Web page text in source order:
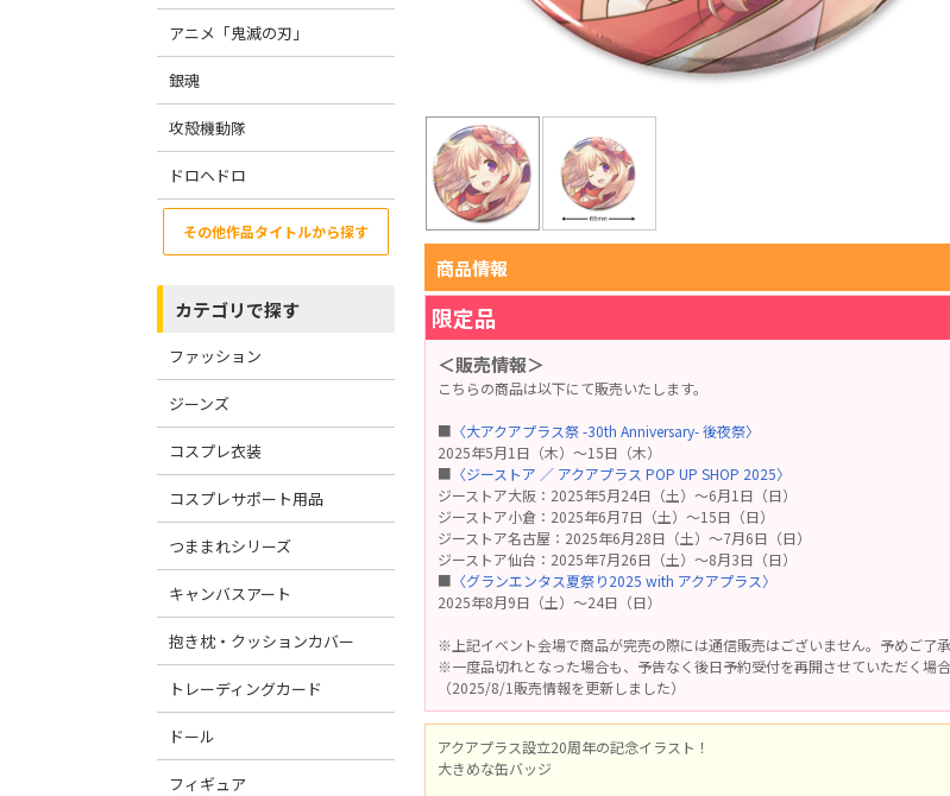
アニメ「鬼滅の刃」
銀魂
攻殻機動隊
ドロヘドロ
その他作品タイトルから探す
カテゴリで探す
ファッション
ジーンズ
コスプレ衣装
コスプレサポート用品
つままれシリーズ
キャンバスアート
抱き枕・クッションカバー
トレーディングカード
ドール
フィギュア
商品情報
限定品
＜販売情報＞
こちらの商品は以下にて販売いたします。
■ 〈大アクアプラス祭 -30th Anniversary- 後夜祭〉
2025年5月1日（木）～15日（木）
■ 〈ジーストア ／ アクアプラス POP UP SHOP 2025〉
ジーストア大阪：2025年5月24日（土）～6月1日（日）
ジーストア小倉：2025年6月7日（土）～15日（日）
ジーストア名古屋：2025年6月28日（土）～7月6日（日）
ジーストア仙台：2025年7月26日（土）～8月3日（日）
■ 〈グランエンタス夏祭り2025 with アクアプラス〉
2025年8月9日（土）～24日（日）
※上記イベント会場で商品が完売の際には通信販売はございません。予めご了承
※一度品切れとなった場合も、予告なく後日予約受付を再開させていただく場合
（2025/8/1販売情報を更新しました）
アクアプラス設立20周年の記念イラスト！
大きめな缶バッジ